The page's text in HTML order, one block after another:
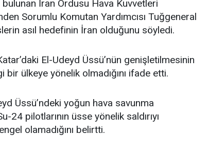
bulunan İran Ordusu Hava Kuvvetleri
Sorumlu Komutan Yardımcısı Tuğgeneral
asıl hedefinin İran olduğunu söyledi.
El-Udeyd Üssü’nün genişletilmesinin
bir ülkeye yönelik olmadığını ifade etti.
Üssü’ndeki yoğun hava savunma
24 pilotlarının üsse yönelik saldırıyı
olamadığını belirtti.